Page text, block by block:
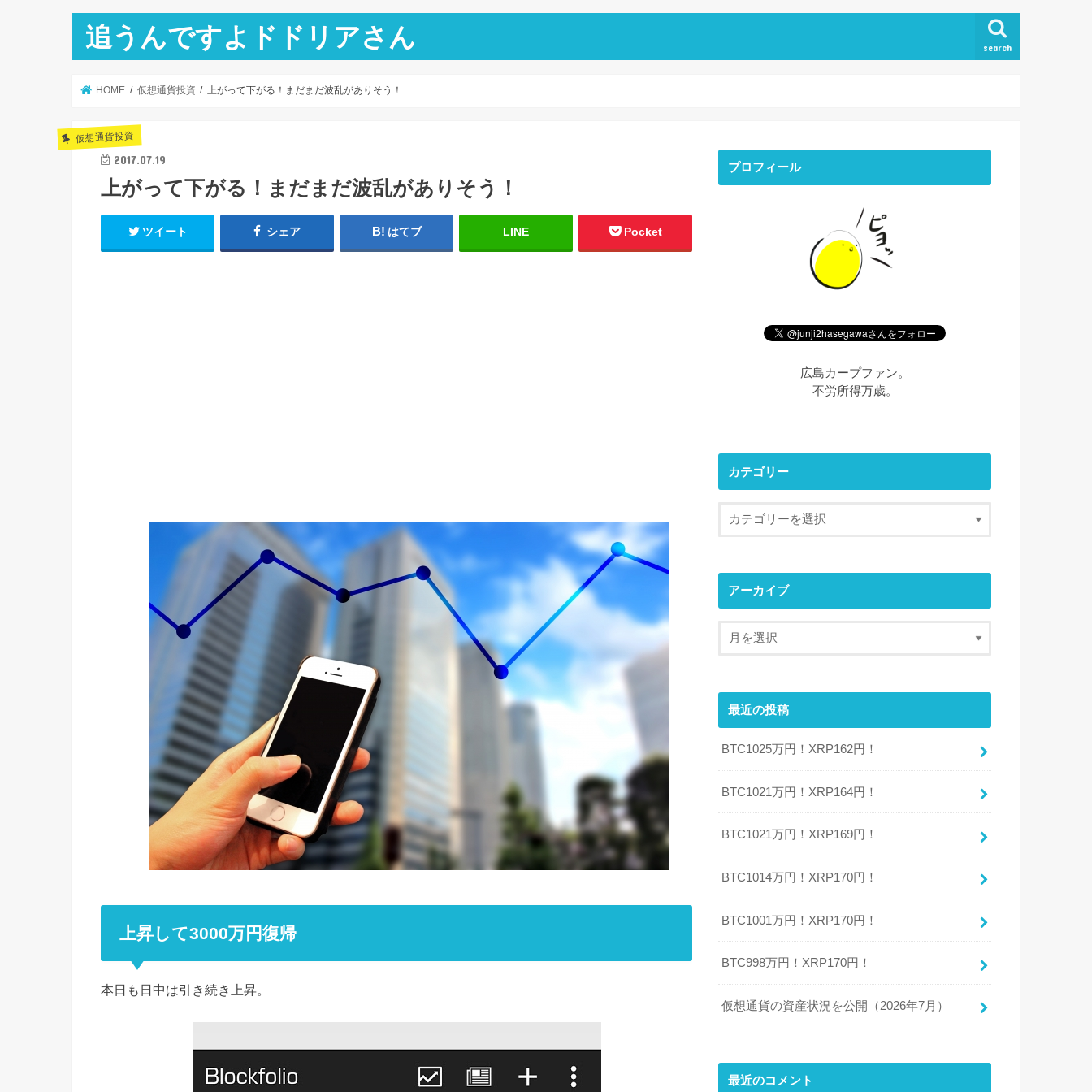
追うんですよドドリアさん search
HOME 仮想通貨投資 上がって下がる！まだまだ波乱がありそう！
仮想通貨投資
2017.07.19
上がって下がる！まだまだ波乱がありそう！
ツイート シェア はてブ LINE Pocket
上昇して3000万円復帰
本日も日中は引き続き上昇。
プロフィール
広島カープファン。
不労所得万歳。
カテゴリー
アーカイブ
最近の投稿
BTC1025万円！XRP162円！
BTC1021万円！XRP164円！
BTC1021万円！XRP169円！
BTC1014万円！XRP170円！
BTC1001万円！XRP170円！
BTC998万円！XRP170円！
仮想通貨の資産状況を公開（2026年7月）
最近のコメント